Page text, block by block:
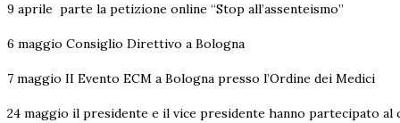
9 aprile parte la petizione online “Stop all’assenteismo”
6 maggio Consiglio Direttivo a Bologna
7 maggio II Evento ECM a Bologna presso l’Ordine dei Medici
24 maggio il presidente e il vice presidente hanno partecipato